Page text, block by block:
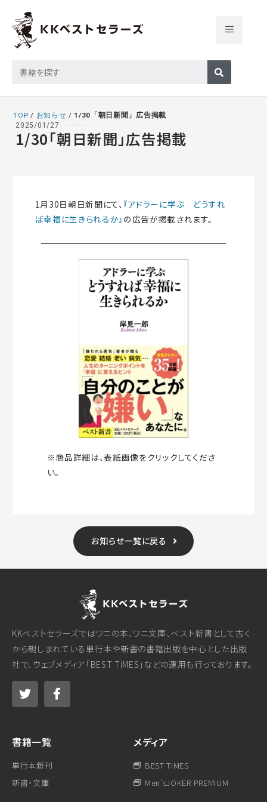
TOP / お知らせ / 1/30「朝日新聞」広告掲載
2025/01/27
1/30「朝日新聞」広告掲載
1月30日朝日新聞にて、 『アドラーに学ぶ どうすれ
ば幸福に生きられるか』の広告が掲載されます。
※商品詳細は、表紙画像をクリックしてくださ
い。
お知らせ一覧に戻る
KKベストセラーズではワニの本、ワニ文庫、ベスト新書として古く
から親しまれている単行本や新書の書籍出版を中心とした出版
社で、ウェブメディア「BEST TiMES」などの運用も行っております。
書籍一覧
単行本新刊
新書・文庫
メディア
BEST TiMES
Men'sJOKER PREMIUM